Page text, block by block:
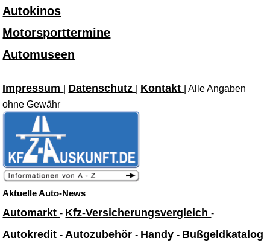
Autokinos
Motorsporttermine
Automuseen
Impressum Datenschutz Kontakt
| Alle Angaben
ohne Gewähr
Aktuelle Auto-News
Automarkt- Kfz-Versicherungsvergleich-
Autokredit- Autozubehör- Handy- Bußgeldkatalog